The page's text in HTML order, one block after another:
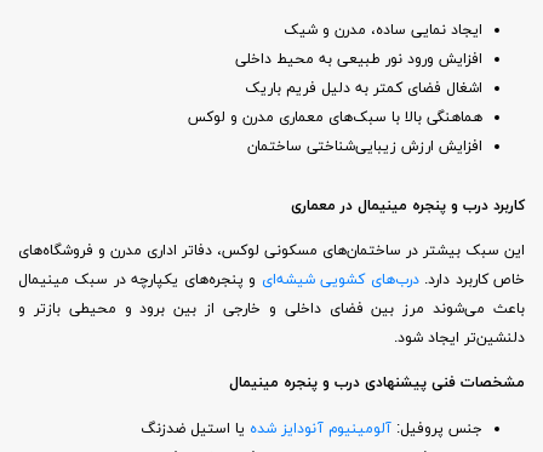
ایجاد نمایی ساده، مدرن و شیک
افزایش ورود نور طبیعی به محیط داخلی
اشغال فضای کمتر به دلیل فریم باریک
هماهنگی بالا با سبک‌های معماری مدرن و لوکس
افزایش ارزش زیبایی‌شناختی ساختمان
کاربرد درب و پنجره مینیمال در معماری
این سبک بیشتر در ساختمان‌های مسکونی لوکس، دفاتر اداری مدرن و فروشگاه‌های
خاص کاربرد دارد.درب‌های کشویی شیشه‌ای و پنجره‌های یکپارچه در سبک مینیمال
باعث می‌شوند مرز بین فضای داخلی و خارجی از بین برود و محیطی بازتر و
دلنشین‌تر ایجاد شود.
مشخصات فنی پیشنهادی درب و پنجره مینیمال
جنس پروفیل: آلومینیوم آنودایز شده یا استیل ضدزنگ